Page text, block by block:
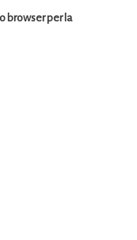
browser per la